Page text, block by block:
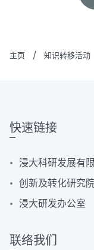
主页 / 知识转移活动
快速链接
浸大科研发展有
创新及转化研究
浸大研发办公室
联络我们